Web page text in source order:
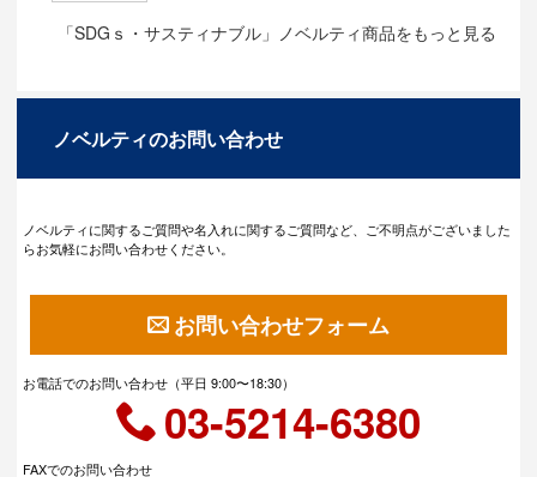
「SDGｓ・サスティナブル」ノベルティ商品をもっと見る
ノベルティのお問い合わせ
ノベルティに関するご質問や名入れに関するご質問など、ご不明点がございました
らお気軽にお問い合わせください。
お問い合わせフォーム
お電話でのお問い合わせ（平日 9:00〜18:30）
03-5214-6380
FAXでのお問い合わせ